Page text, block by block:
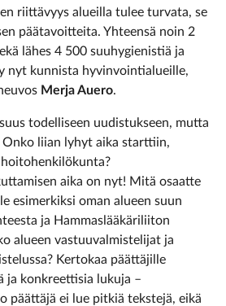
riittävyys alueilla tulee turvata, se
päätavoitteita. Yhteensä noin 2
lähes 4 500 suuhygienistiä ja
nyt kunnista hyvinvointialueille,
Merja Auero.
todelliseen uudistukseen, mutta
liian lyhyt aika starttiin,
aika on nyt! Mitä osaatte
esimerkiksi oman alueen suun
ja Hammaslääkäriliiton
alueen vastuuvalmistelijat ja
Kertokaa päättäjille
ja konkreettisia lukuja –
päättäjä ei lue pitkiä tekstejä, eikä